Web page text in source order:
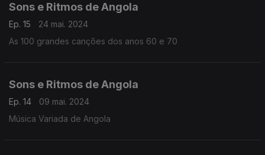
Sons e Ritmos de Angola
Ep. 15
24 mai. 2024
As 100 grandes canções dos anos 60 e 70
Sons e Ritmos de Angola
Ep. 14
09 mai. 2024
Música Variada de Angola